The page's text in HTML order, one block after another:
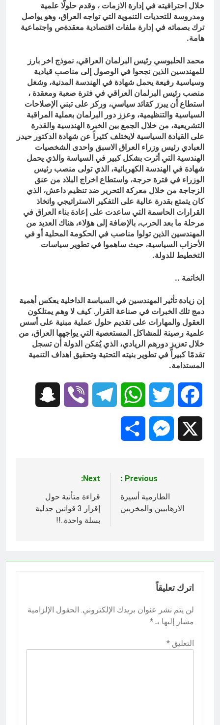
خلال احترافيته في إدارة الازمات ، وقدم حلولًا علمية
ومدروسة للتحديات التنموية التي تواجه العراق، وهو يواصل
ترك بصماته في إدارة ملفات اقتصادية معقدةص واجتماعية
هامة.
محمد الحلبوسي رئيس البرلمان العراقي، نموذج اخر بارز
للمهندسين الذين نجحوا في الوصول إلى مناصب قيادية
وسياسية رفيعة يحمل شهادة في الهندسة المدنية، وشغل
منصب رئيس البرلمان العراقي في فترة صعبة ومعقدة ،
استطاع أن يبرز كقائد سياسي، وركز على تبني الإصلاحات
السياسية والتنظيمية، وعزز دور البرلمان بعملية المراقبة
التشريعية، من خلال الجمع بين الخبرة الهندسية والقدرة
على القيادة السياسية لايختلف كثيراً عن شهادة الدكتور حيدر
العبادي رئيس وزراء العراق الاسبق واحدى الشخصيات
الهندسية التي أثرت بشكل كبير في السياسة والذي يحمل
شهادة في الهندسة الكهربائية، الذي تولى منصب رئيس
الوزراء في فترة حرجة، واستطاع اخراج البلاد من عنق
الزجاجة من خلال معركة التحرير ضد تنظيم داعش، الذي
كان يتمتع بقدرة عالية على التفكير الاستراتيجي واتخاذ
القرارات الحاسمة التي ساعدت على إعادة بناء العراق في
مرحلة ما بعد الحرب، بالإضافة إلى هؤلاء، هناك العديد من
المهندسين الذين تولوا مناصب في الحكومة المحلية أو في
الأحزاب السياسية، حيث ساهموا في تطوير سياسات
التخطيط للدولة.
الخاتمة ..
إن زيادة تأثير المهندسين في السياسة الداخلية يعكس أهمية
دمج تلك الخبرات في صناعة القرار. كيف لا وهم يمتلكون
العقول والمهارات على تقديم حلول عملية مبنية على أسس
علمية رصينة للمشاكل المستعصية التي يواجهها العراق، من
خلال تعزيز دورهم الريادي، الذي يُمَكن الدولة أن تسجل
تقدمًا كبيراً في تطوير بنيته التحتية وتحقيق اهداف التنمية
المستدامة.
Facebook
Twitter
WhatsApp
Telegram
Viber
Messenger
المقالات
Previous:
الطارمية أسيرة
الارهابيين والمخربين
Next:
قراءة متأنية حول
إقرار 3 قوانين جدلية
بسلة واحدة..!!
اترك تعليقاً
لن يتم نشر عنوان بريدك الإلكتروني. الحقول الإلزامية
مشار إليها بـ *
التعليق *